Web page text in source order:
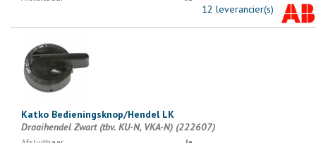
12 leverancier(s)
Katko Bedieningsknop/Hendel LK
Draaihendel Zwart (tbv. KU-N, VKA-N) (222607)